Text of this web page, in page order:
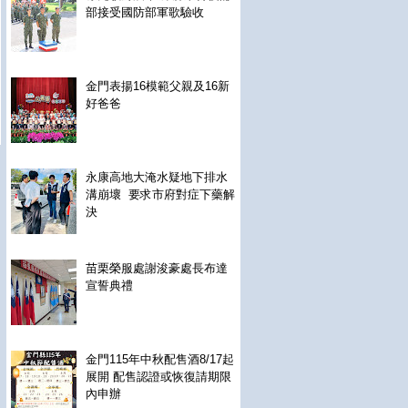
部接受國防部軍歌驗收
金門表揚16模範父親及16新
好爸爸
永康高地大淹水疑地下排水
溝崩壞 要求市府對症下藥解
決
苗栗榮服處謝浚豪處長布達
宣誓典禮
金門115年中秋配售酒8/17起
展開 配售認證或恢復請期限
內申辦